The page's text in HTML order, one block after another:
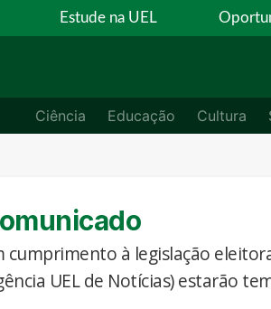
Estude na UEL
Ciência Educação Cultura
cumprimento à legislação
UEL de Notícias) estarão